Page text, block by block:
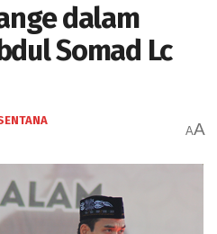
dalam
Somad Lc
AA